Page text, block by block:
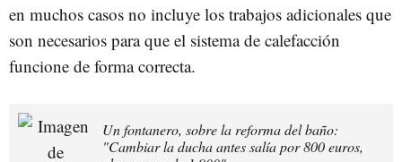
en muchos casos no incluye los trabajos adicionales que
son necesarios para que el sistema de calefacción
funcione de forma correcta.
Un fontanero, sobre la reforma del baño:
"Cambiar la ducha antes salía por 800 euros,